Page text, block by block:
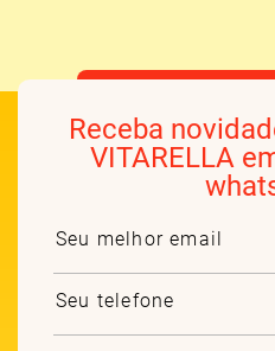
Receba
VITARELLA